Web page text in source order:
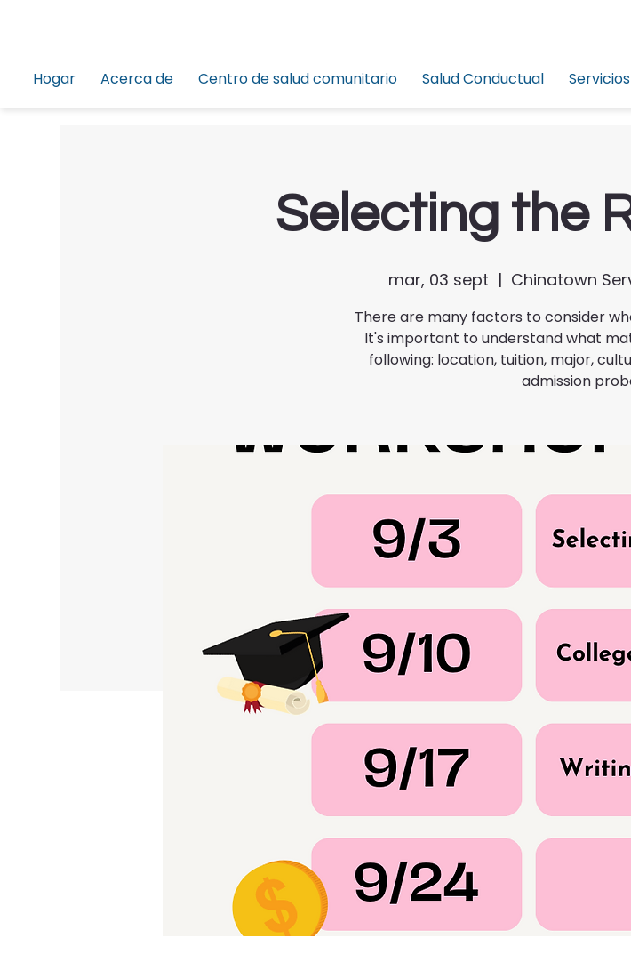
Hogar Acerca de Centro de salud comunitario Salud Conductual
Selecting the
mar, 03 sept
  |
Chinatown
There are many factors to consider
It's important to understand what
following: location, tuition, major,
admission